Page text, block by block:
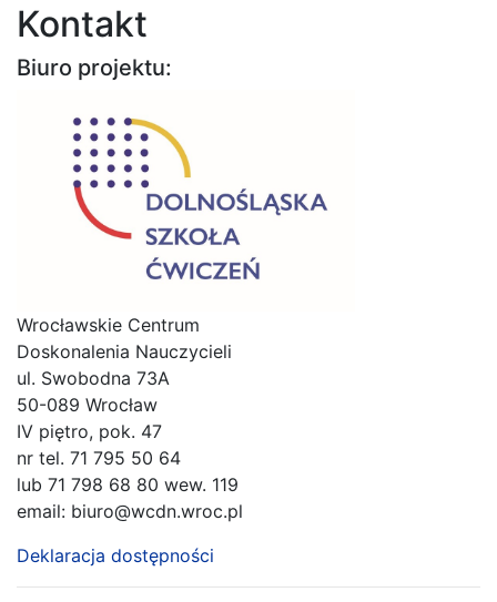
Kontakt
Biuro projektu:
Wrocławskie Centrum
Doskonalenia Nauczycieli
ul. Swobodna 73A
50-089 Wrocław
IV piętro, pok. 47
nr tel. 71 795 50 64
lub 71 798 68 80 wew. 119
email: biuro@wcdn.wroc.pl
Deklaracja dostępności